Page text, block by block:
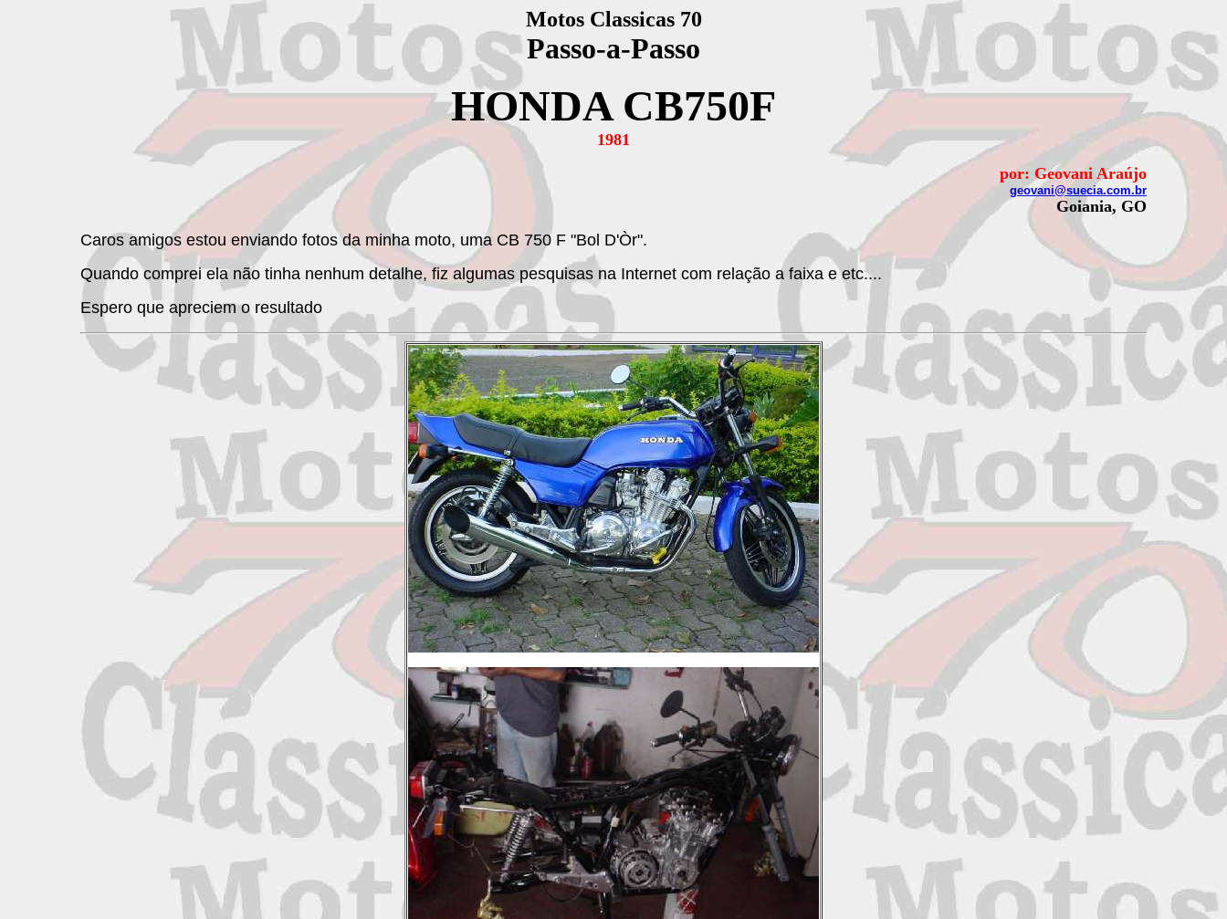
Motos Classicas 70
Passo-a-Passo
HONDA CB750F
1981
por: Geovani Araújo
geovani@suecia.com.br
Goiania, GO
Caros amigos estou enviando fotos da minha moto, uma CB 750 F "Bol D'Òr".
Quando comprei ela não tinha nenhum detalhe, fiz algumas pesquisas na Internet com relação a faixa e etc....
Espero que apreciem o resultado